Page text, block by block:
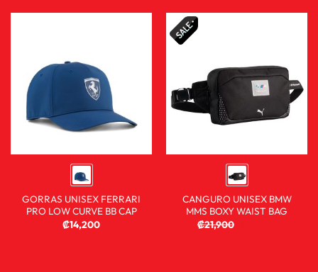
GORRAS UNISEX FERRARI
PRO LOW CURVE BB CAP
₡14,200
CANGURO UNISEX BMW
MMS BOXY WAIST BAG
₡21,900